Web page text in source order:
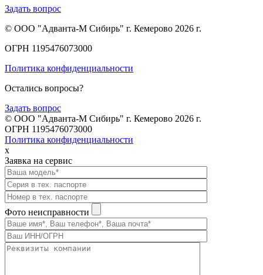
Задать вопрос
© ООО "Адванта-М Сибирь" г. Кемерово 2026 г.
ОГРН 1195476073000
Политика конфиденциальности
Остались вопросы?
Задать вопрос
© ООО "Адванта-М Сибирь" г. Кемерово 2026 г.
ОГРН 1195476073000
Политика конфиденциальности
x
Заявка на сервис
Фото неисправности